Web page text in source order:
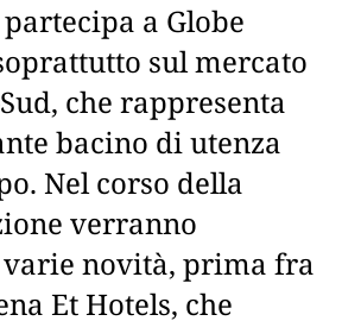
a Globe
sul mercato
che rappresenta
bacino di utenza
Nel corso della
verranno
novità, prima fra
Et Hotels, che